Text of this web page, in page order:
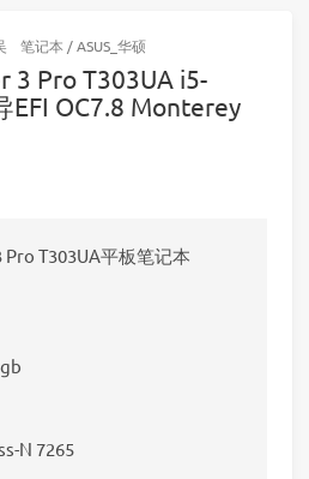
笔记本/ASUS_华硕
3 Pro T303UA i5-
EFI OC7.8 Monterey
T303UA平板笔记本
N 7265